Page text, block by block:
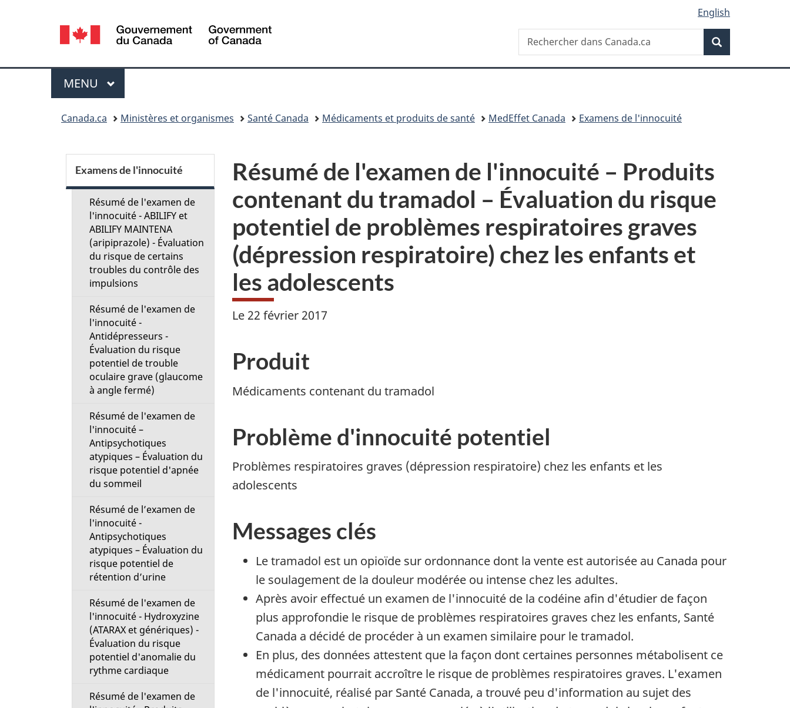
Invitations
sujet
la
HTML
Sélection
de
la
langue
English
Canada
Recherche
Rechercher
dans
Menu
MENU PRINCIPAL
Canada.ca Ministères et organismes Santé Canada Médicaments et produits de santé MedEffet Canada Examens de l'innocuité
Résumé de l'examen de l'innocuité – Produits
contenant du tramadol – Évaluation du risque
potentiel de problèmes respiratoires graves
(dépression respiratoire) chez les enfants et
les adolescents
Le 22 février 2017
Produit
Médicaments contenant du tramadol
Problème d'innocuité potentiel
Problèmes respiratoires graves (dépression respiratoire) chez les enfants et les
adolescents
Messages clés
Le tramadol est un opioïde sur ordonnance dont la vente est autorisée au Canada pour
le soulagement de la douleur modérée ou intense chez les adultes.
Après avoir effectué un examen de l'innocuité de la codéine afin d'étudier de façon
plus approfondie le risque de problèmes respiratoires graves chez les enfants, Santé
Canada a décidé de procéder à un examen similaire pour le tramadol.
En plus, des données attestent que la façon dont certaines personnes métabolisent ce
médicament pourrait accroître le risque de problèmes respiratoires graves. L'examen
de l'innocuité, réalisé par Santé Canada, a trouvé peu d'information au sujet des
e
Examens de l'innocuité
Résumé de l'examen de
l'innocuité - ABILIFY et
ABILIFY MAINTENA
(aripiprazole) - Évaluation
du risque de certains
troubles du contrôle des
impulsions
Résumé de l'examen de
l'innocuité -
Antidépresseurs -
Évaluation du risque
potentiel de trouble
oculaire grave (glaucome
à angle fermé)
Résumé de l'examen de
l'innocuité –
Antipsychotiques
atypiques – Évaluation du
risque potentiel d'apnée
du sommeil
Résumé de l’examen de
l'innocuité -
Antipsychotiques
atypiques – Évaluation du
risque potentiel de
rétention d’urine
Résumé de l'examen de
l'innocuité - Hydroxyzine
(ATARAX et génériques) -
Évaluation du risque
potentiel d'anomalie du
rythme cardiaque
Résumé de l'examen de